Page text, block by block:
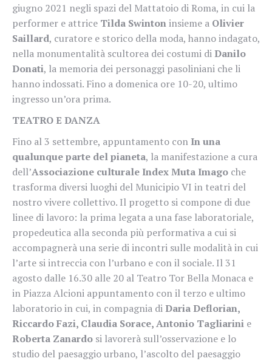
giugno 2021 negli spazi del Mattatoio di Roma, in cui la
performer e attrice Tilda Swintoninsieme a Olivier
Saillard, curatore e storico della moda, hanno indagato,
nella monumentalità scultorea dei costumi diDanilo
Donati, la memoria dei personaggi pasoliniani che li
hanno indossati. Fino a domenica ore 10-20, ultimo
ingresso un’ora prima.
TEATRO E DANZA
Fino al 3 settembre, appuntamento con In una
qualunque parte del pianeta, la manifestazione a cura
dell’Associazione culturale Index Muta Imago che
trasforma diversi luoghi del Municipio VI in teatri del
nostro vivere collettivo. Il progetto si compone di due
linee di lavoro: la prima legata a una fase laboratoriale,
propedeutica alla seconda più performativa a cui si
accompagnerà una serie di incontri sulle modalità in cui
l’arte si intreccia con l’urbano e con il sociale. Il 31
agosto dalle 16.30 alle 20 al Teatro Tor Bella Monaca e
in Piazza Alcioni appuntamento con il terzo e ultimo
laboratorio in cui, in compagnia diDaria Deflorian,
Riccardo Fazi, Claudia Sorace, Antonio Tagliarini e
Roberta Zanardo si lavorerà sull’osservazione e lo
studio del paesaggio urbano, l’ascolto del paesaggio